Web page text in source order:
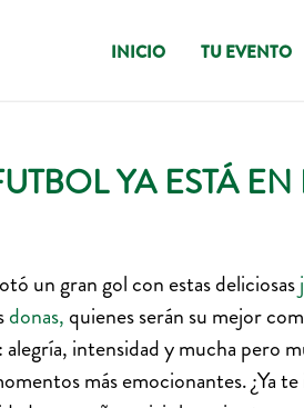
INICIO TU EVENTO
YA ESTÁ EN
un gran gol con estas deliciosas
donas, quienes serán su mejor
intensidad y mucha pero
más emocionantes. ¿Ya